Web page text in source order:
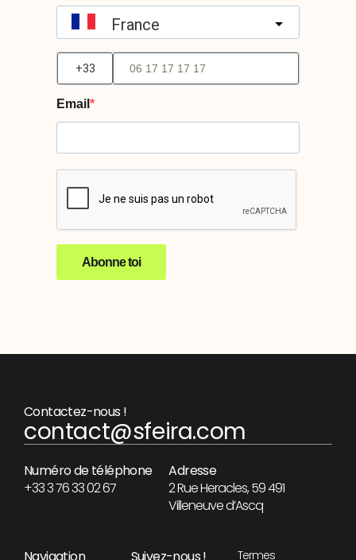
France
Email
Abonne toi
Contactez-nous !
contact@sfeira.com
Numéro de téléphone
+33 3 76 33 02 67
Adresse
2 Rue Heracles, 59 491
Villeneuve d’Ascq
Termes